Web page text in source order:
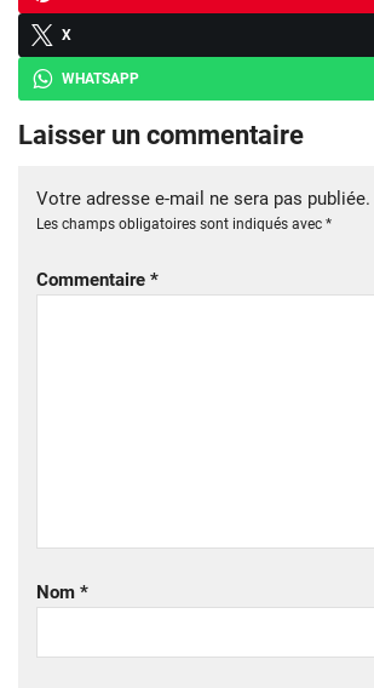
X
WHATSAPP
Laisser un commentaire
Votre adresse e-mail ne sera pas publiée.
Les champs obligatoires sont indiqués avec *
Commentaire *
Nom *